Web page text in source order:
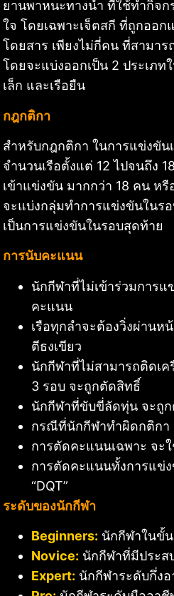
ยานพาหนะทางน้ำ ที่ใช้ทำกิจ
ใจ โดยเฉพาะเจ็ตสกี ที่ถูกออก
โดยสาร เพียงไม่กี่คน ที่สามา
โดยจะแบ่งออกเป็น 2 ประเภท
เล็ก และเรือยืน
กฎกติกา
สำหรับกฎกติกา ในการแข่งขัน
จำนวนเรือตั้งแต่ 12 ไปจนถึง
เข้าแข่งขัน มากกว่า 18 คน ห
จะแบ่งกลุ่มทำการแข่งขันในร
เป็นการแข่งขันในรอบสุดท้าย
การนับคะแนน
นักกีฬาที่ไม่เข้าร่วมการแ
คะแนน
เรือทุกลำจะต้องวิ่งผ่านห
ตีธงเขียว
นักกีฬาที่ไม่สามารถติดเค
3 รอบ จะถูกตัดสิทธิ์
นักกีฬาที่ขับขี่ลัดทุ่น จะถู
กรณีที่นักกีฬาทำผิดกติกา
การตัดคะแนนเฉพาะ จะใ
การตัดคะแนนทั้งการแข่ง
“DQT”
ระดับของนักกีฬา
Beginners: นักกีฬาในขั้
Novice: นักกีฬาที่มีประส
Expert: นักกีฬาระดับกึ่ง